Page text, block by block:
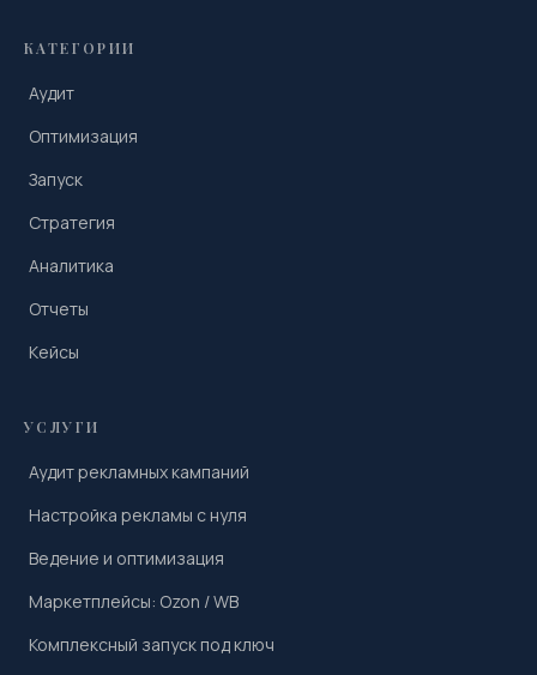
КАТЕГОРИИ
Аудит
Оптимизация
Запуск
Стратегия
Аналитика
Отчеты
Кейсы
УСЛУГИ
Аудит рекламных кампаний
Настройка рекламы с нуля
Ведение и оптимизация
Маркетплейсы: Ozon / WB
Комплексный запуск под ключ